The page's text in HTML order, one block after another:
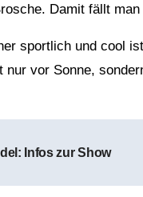
Damit fällt
sportlich und cool
vor Sonne,
Infos zur Show